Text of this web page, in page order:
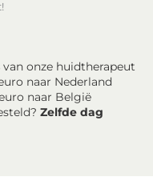
van onze huidtherapeut
naar Nederland
naar België
Zelfde dag